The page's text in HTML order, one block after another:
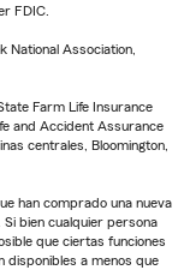
FDIC.
National Association,
Farm Life Insurance
and Accident Assurance
centrales, Bloomington,
han comprado una nueva
bien cualquier persona
que ciertas funciones
disponibles a menos que